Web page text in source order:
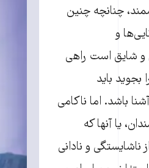
چنانچه چنین
و
و شایق است راهی
باید
باشد. اما ناکامی
یا آنها که
و نادانی